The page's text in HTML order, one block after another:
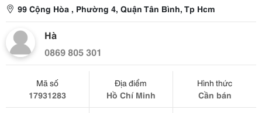
99 Cộng Hòa , Phường 4, Quận Tân Bình, Tp Hcm
Hà
0869 805 301
Mã số
17931283
Địa điểm
Hồ Chí Minh
Hình thức
Cần bán